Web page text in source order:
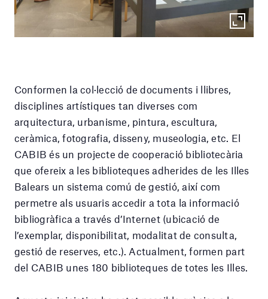
Conformen la col·lecció de documents i llibres,
disciplines artístiques tan diverses com
arquitectura, urbanisme, pintura, escultura,
ceràmica, fotografia, disseny, museologia, etc. El
CABIB és un projecte de cooperació bibliotecària
que ofereix a les biblioteques adherides de les Illes
Balears un sistema comú de gestió, així com
permetre als usuaris accedir a tota la informació
bibliogràfica a través d’Internet (ubicació de
l’exemplar, disponibilitat, modalitat de consulta,
gestió de reserves, etc.). Actualment, formen part
del CABIB unes 180 biblioteques de totes les Illes.